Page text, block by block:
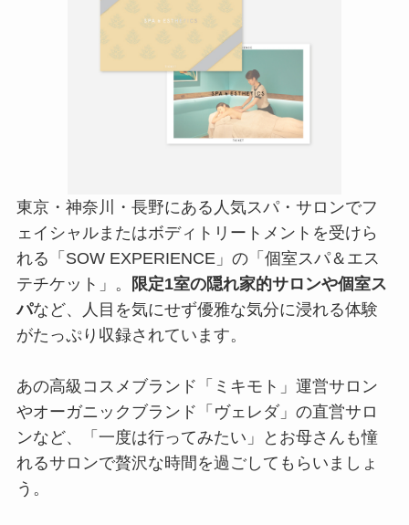
東京・神奈川・長野にある人気スパ・サロンでフ
ェイシャルまたはボディトリートメントを受けら
れる「SOW EXPERIENCE」の「個室スパ＆エス
テチケット」。
限定1室の隠れ家的サロンや個室ス
パなど、人目を気にせず優雅な気分に浸れる体験
がたっぷり収録されています。
あの高級コスメブランド「ミキモト」運営サロン
やオーガニックブランド「ヴェレダ」の直営サロ
ンなど、「一度は行ってみたい」とお母さんも憧
れるサロンで贅沢な時間を過ごしてもらいましょ
う。